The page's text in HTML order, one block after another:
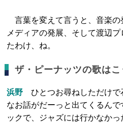
言葉を変えて言うと、音楽の
メディアの発展、そして渡辺
たわけ、ね。
ザ・ピーナッツの歌は
浜野 ひとつお尋ねしただけで
なお話がだーっと出てくるん
ックで、ジャズには行かなか